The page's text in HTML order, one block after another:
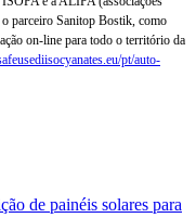
parceiro Sanitop Bostik, como
on-line para todo o território da
pt/auto-
de painéis solares para